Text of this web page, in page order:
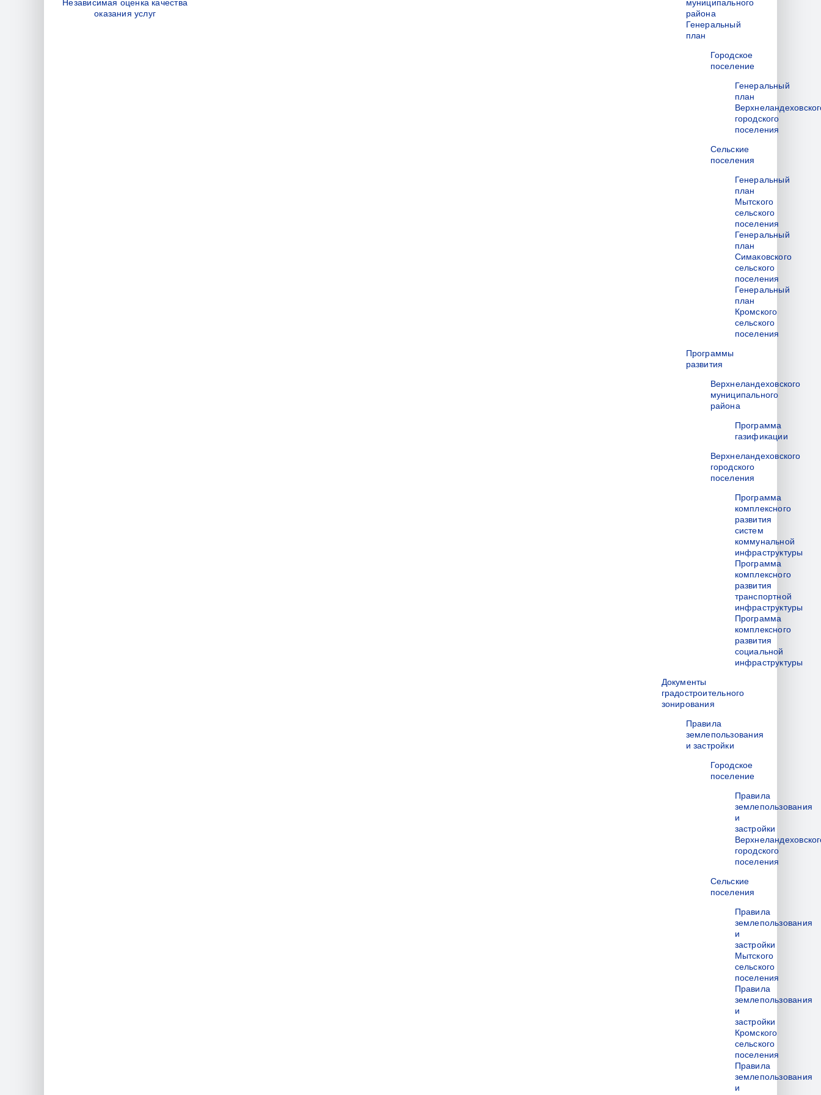
Независимая оценка качества
оказания услуг
муниципального
района
Генеральный
план
Городское
поселение
Генеральный
план
городского
поселения
Сельские
поселения
Генеральный
план
Мытского
сельского
поселения
Генеральный
план
Симаковского
сельского
поселения
Генеральный
план
Кромского
сельского
поселения
Программы
развития
Верхнеландеховского
муниципального
района
Программа
газификации
Верхнеландеховского
городского
поселения
Программа
комплексного
развития
систем
коммунальной
инфраструктуры
Программа
комплексного
развития
транспортной
инфраструктуры
Программа
комплексного
развития
социальной
инфраструктуры
Документы
градостроительного
зонирования
Правила
землепользования
и застройки
Городское
поселение
Правила
землепользования
и
застройки
городского
поселения
Сельские
поселения
Правила
землепользования
и
застройки
Мытского
сельского
поселения
Правила
землепользования
и
застройки
Кромского
сельского
поселения
Правила
землепользования
и